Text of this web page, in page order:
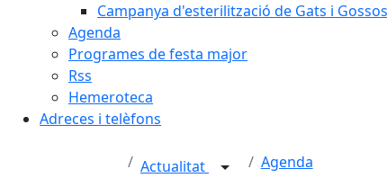
Campanya d'esterilització de Gats i
Agenda
Programes de festa major
Rss
Hemeroteca
Adreces i telèfons
Actualitat Agenda